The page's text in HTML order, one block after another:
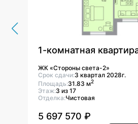
1-комнатная
ЖК «Стороны света-2»
Срок сдачи:3 квартал 2028г.
Площадь:31.83 м2
Этаж:3 из 17
Отделка:Чистовая
5 697 570 ₽